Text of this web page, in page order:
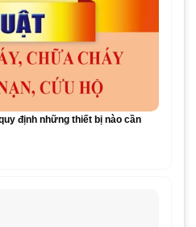
định những thiết bị nào cần